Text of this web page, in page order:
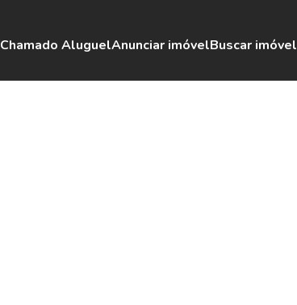
Chamado AluguelAnunciar imóvelBuscar imóvel